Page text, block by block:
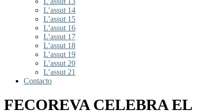
L’assut 14
L’assut 15
L’assut 16
L’assut 17
L’assut 18
L’assut 19
L’assut 20
L’assut 21
Contacto
FECOREVA CELEBRA EL